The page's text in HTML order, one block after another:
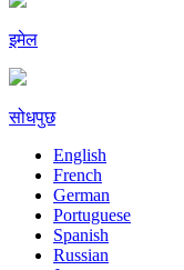
इमेल
सोधपुछ
English
French
German
Portuguese
Spanish
Russian